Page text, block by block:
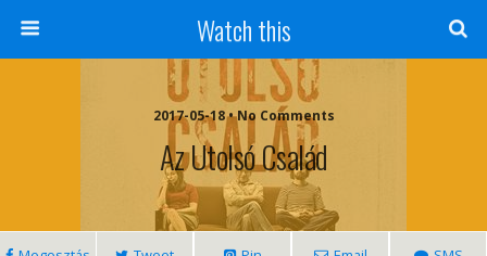
Watch this
2017-05-18 • No Comments
Az Utolsó Család